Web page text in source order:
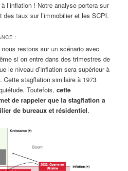
l’inflation ! Notre analyse portera sur
des taux sur l’immobilier et les SCPI.
:
restons sur un scénario avec
si on entre dans des trimestres de
le niveau d’inflation sera supérieur à
Cette stagflation similaire à 1973
Toutefois,cette
de rappeler que la stagflation a
de bureaux et résidentiel.